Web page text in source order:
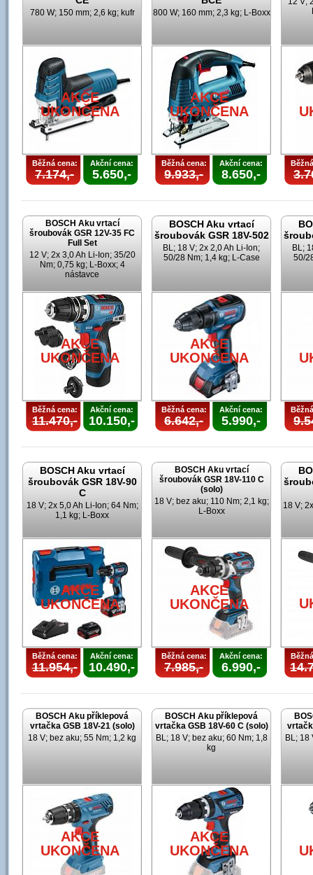
780 W; 150 mm; 2,6 kg; kufr
AKCE
UKONČENA
Běžná cena:
7.174,-
Akční cena:
5.650,-
800 W; 160 mm; 2,3 kg; L-Boxx
AKCE
UKONČENA
Běžná cena:
9.933,-
Akční cena:
8.650,-
BOSCH Aku vrtací
šroubovák GSR 12V-35 FC
Full Set
12 V; 2x 3,0 Ah Li-Ion; 35/20
Nm; 0,75 kg; L-Boxx; 4
nástavce
AKCE
UKONČENA
Běžná cena:
11.470,-
Akční cena:
10.150,-
BOSCH Aku vrtací
šroubovák GSR 18V-502
BL; 18 V; 2x 2,0 Ah Li-Ion;
50/28 Nm; 1,4 kg; L-Case
AKCE
UKONČENA
Běžná cena:
6.642,-
Akční cena:
5.990,-
BL;
50/
BOSCH Aku vrtací
šroubovák GSR 18V-90
C
18 V; 2x 5,0 Ah Li-Ion; 64 Nm;
1,1 kg; L-Boxx
AKCE
UKONČENA
Běžná cena:
11.954,-
Akční cena:
10.490,-
BOSCH Aku vrtací
šroubovák GSR 18V-110 C
(solo)
18 V; bez aku; 110 Nm; 2,1 kg;
L-Boxx
AKCE
UKONČENA
Běžná cena:
7.985,-
Akční cena:
6.990,-
18 V;
BOSCH Aku příklepová
vrtačka GSB 18V-21 (solo)
18 V; bez aku; 55 Nm; 1,2 kg
AKCE
UKONČENA
BOSCH Aku příklepová
vrtačka GSB 18V-60 C (solo)
BL; 18 V; bez aku; 60 Nm; 1,8
kg
AKCE
UKONČENA
BL; 18